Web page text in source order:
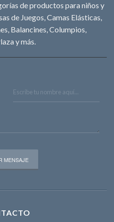
de productos para niños y
de Juegos, Camas Elásticas,
Balancines, Columpios,
y más.